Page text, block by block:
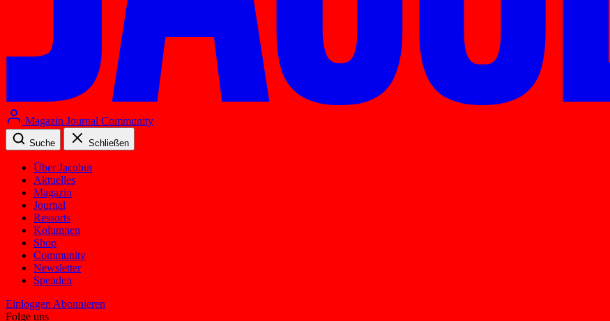
Magazin Journal Community
Suche Schließen
Über Jacobin
Aktuelles
Magazin
Journal
Ressorts
Kolumnen
Shop
Community
Newsletter
Spenden
Einloggen Abonnieren
Folge uns